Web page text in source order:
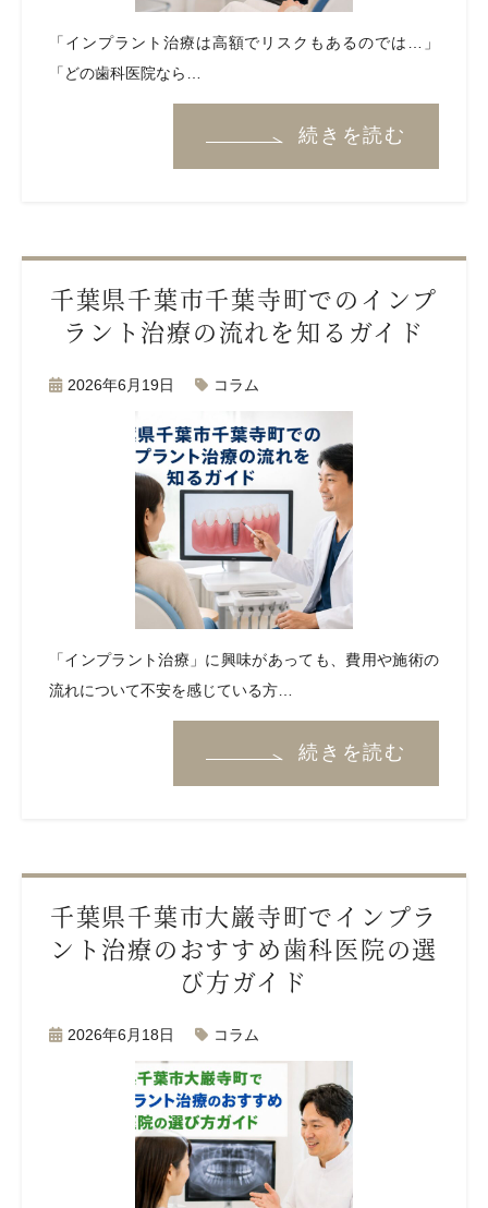
「インプラント治療は高額でリスクもあるのでは…」
「どの歯科医院なら…
続きを読む
千葉県千葉市千葉寺町でのインプ
ラント治療の流れを知るガイド
2026年6月19日 コラム
「インプラント治療」に興味があっても、費用や施術の
流れについて不安を感じている方…
続きを読む
千葉県千葉市大巌寺町でインプラ
ント治療のおすすめ歯科医院の選
び方ガイド
2026年6月18日 コラム